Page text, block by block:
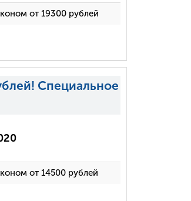
от 19300 рублей
Специальное
от 14500 рублей